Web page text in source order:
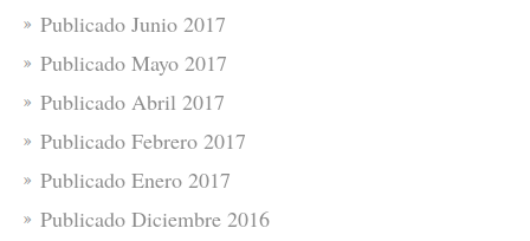
Publicado Junio 2017
Publicado Mayo 2017
Publicado Abril 2017
Publicado Febrero 2017
Publicado Enero 2017
Publicado Diciembre 2016